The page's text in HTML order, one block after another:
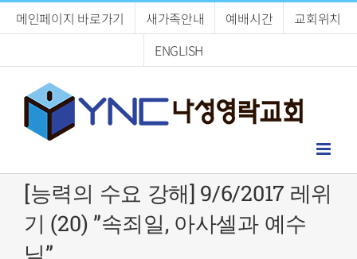
메인페이지 바로가기 새가족안내 예배시간
교회위치
ENGLISH
[능력의 수요 강해] 9/6/2017 레위
기 (20) ”속죄일, 아사셀과 예수
님”